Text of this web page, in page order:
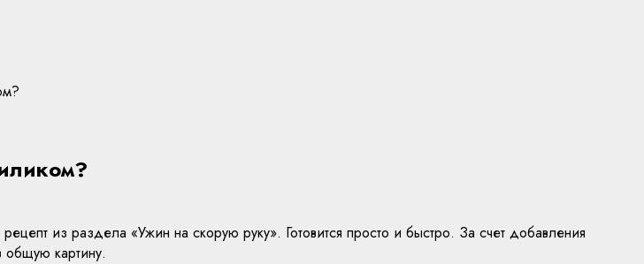
из раздела «Ужин на скорую руку». Готовится просто и быстро. За счет добавления
общую картину.